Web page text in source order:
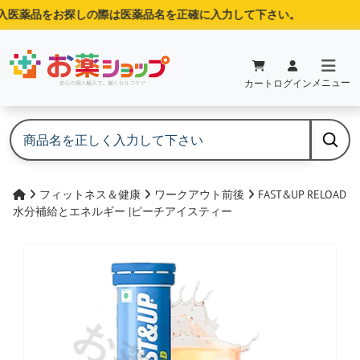
薬品をお探しの際は医薬品名を正確に入力して下さい。
カート ログイン メニュー
フィットネス＆健康 ワークアウト前後
FAST&UP RELOAD
水分補給とエネルギー |ピーチアイスティー